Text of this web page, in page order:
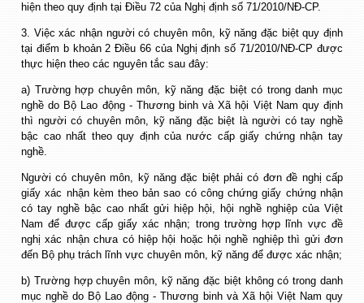
hiện theo quy định tại Điều 72 của Nghị định số 71/2010/NĐ-CP.
3. Việc xác nhận người có chuyên môn, kỹ năng đặc biệt quy định
tại điểm b khoản 2 Điều 66 của Nghị định số 71/2010/NĐ-CP được
thực hiện theo các nguyên tắc sau đây:
a) Trường hợp chuyên môn, kỹ năng đặc biệt có trong danh mục
nghề do Bộ Lao động - Thương binh và Xã hội Việt Nam quy định
thì người có chuyên môn, kỹ năng đặc biệt là người có tay nghề
bậc cao nhất theo quy định của nước cấp giấy chứng nhận tay
nghề.
Người có chuyên môn, kỹ năng đặc biệt phải có đơn đề nghị cấp
giấy xác nhận kèm theo bản sao có công chứng giấy chứng nhận
có tay nghề bậc cao nhất gửi hiệp hội, hội nghề nghiệp của Việt
Nam để được cấp giấy xác nhận; trong trường hợp lĩnh vực đề
nghị xác nhận chưa có hiệp hội hoặc hội nghề nghiệp thì gửi đơn
đến Bộ phụ trách lĩnh vực chuyên môn, kỹ năng để được xác nhận;
b) Trường hợp chuyên môn, kỹ năng đặc biệt không có trong danh
mục nghề do Bộ Lao động - Thương binh và Xã hội Việt Nam quy